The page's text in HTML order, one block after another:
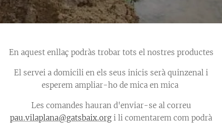
En aquest enllaç podràs trobar tots el nostres productes
El servei a domicili en els seus inicis serà quinzenal i
esperem ampliar-ho de mica en mica
Les comandes hauran d'enviar-se al correu
pau.vilaplana@gatsbaix.org i li comentarem com podrà